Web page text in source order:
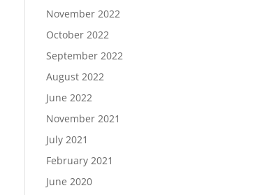
November 2022
October 2022
September 2022
August 2022
June 2022
November 2021
July 2021
February 2021
June 2020